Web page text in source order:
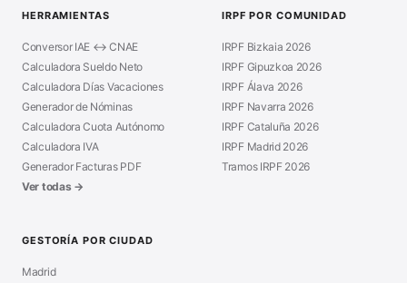
HERRAMIENTAS
Conversor IAE ↔ CNAE
Calculadora Sueldo Neto
Calculadora Días Vacaciones
Generador de Nóminas
Calculadora Cuota Autónomo
Calculadora IVA
Generador Facturas PDF
Ver todas →
IRPF POR COMUNIDAD
IRPF Bizkaia 2026
IRPF Gipuzkoa 2026
IRPF Álava 2026
IRPF Navarra 2026
IRPF Cataluña 2026
IRPF Madrid 2026
Tramos IRPF 2026
GESTORÍA POR CIUDAD
Madrid